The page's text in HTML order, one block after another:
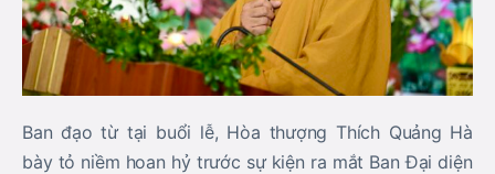
Ban đạo từ tại buổi lễ, Hòa thượng Thích Quảng Hà
bày tỏ niềm hoan hỷ trước sự kiện ra mắt Ban Đại diện